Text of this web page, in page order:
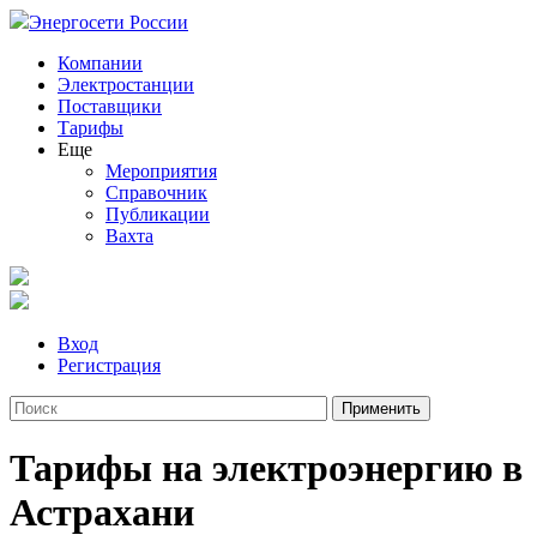
Энергосети России
Компании
Электростанции
Поставщики
Тарифы
Еще
Мероприятия
Справочник
Публикации
Вахта
Вход
Регистрация
Тарифы на электроэнергию в
Астрахани